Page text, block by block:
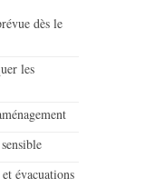
dès le
les
évacuations